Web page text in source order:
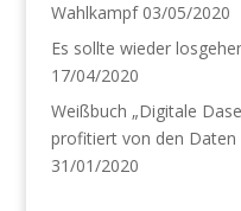
Wahlkampf 03/05/2020
Es sollte wieder
17/04/2020
Weißbuch „Digitale
profitiert von den
31/01/2020